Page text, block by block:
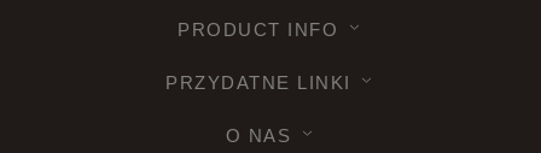
PRODUCT INFO
PRZYDATNE LINKI
O NAS